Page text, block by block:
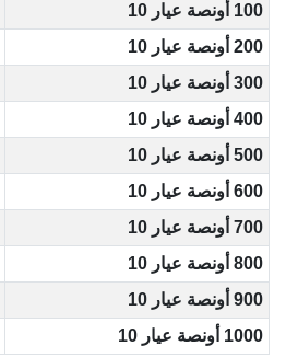
100 أونصة عيار 10
200 أونصة عيار 10
300 أونصة عيار 10
400 أونصة عيار 10
500 أونصة عيار 10
600 أونصة عيار 10
700 أونصة عيار 10
800 أونصة عيار 10
900 أونصة عيار 10
1000 أونصة عيار 10